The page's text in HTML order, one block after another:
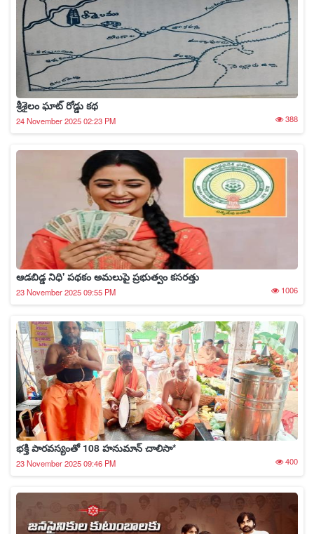
శ్రీశైలం ఘాట్ రోడ్డు కథ
24 November 2025 02:23 PM 388
ఆడబిడ్డ నిధి' పథకం అమలుపై ప్రభుత్వం కసరత్తు
23 November 2025 09:55 PM 1006
భక్తి పారవస్యంతో 108 హనుమాన్ చాలిసా*
23 November 2025 09:46 PM 400